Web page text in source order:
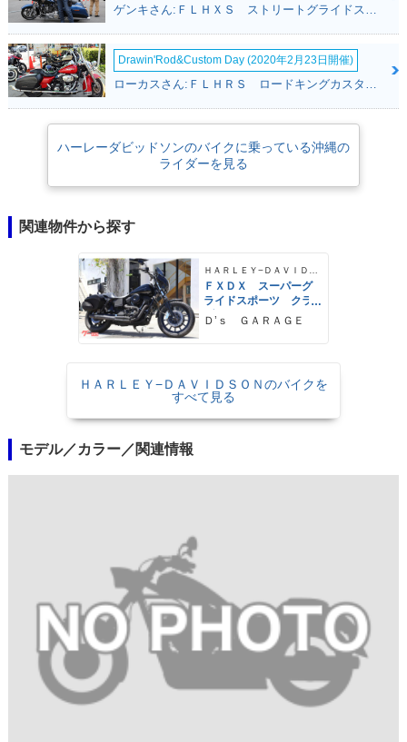
Drawin'Rod&Custom Day (2020年2月23日開催)
ハーレーダビッドソンのバイクに乗っている沖縄の
ライダーを見る
関連物件から探す
ＦＸＤＸ スーパーグ
ライドスポーツ クラ
ブスタイル
Ｄ’ｓ ＧＡＲＡＧＥ
ＨＡＲＬＥＹ−ＤＡＶＩＤＳＯＮのバイクを
すべて見る
モデル／カラー／関連情報